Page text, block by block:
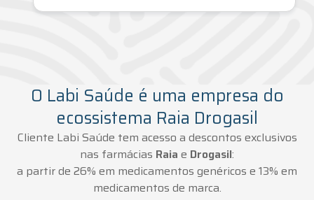
O Labi Saúde é uma empresa do
ecossistema Raia Drogasil
Cliente Labi Saúde tem acesso a descontos exclusivos
nas farmácias Raia e Drogasil:
a partir de 26% em medicamentos genéricos e 13% em
medicamentos de marca.